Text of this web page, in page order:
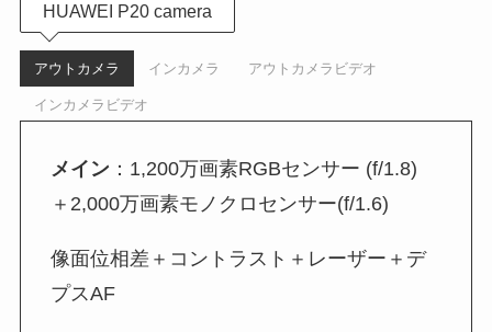
HUAWEI P20 camera
アウトカメラ インカメラ アウトカメラビデオ
インカメラビデオ
メイン：1,200万画素RGBセンサー (f/1.8)
＋2,000万画素モノクロセンサー(f/1.6)
像面位相差＋コントラスト＋レーザー＋デ
プスAF